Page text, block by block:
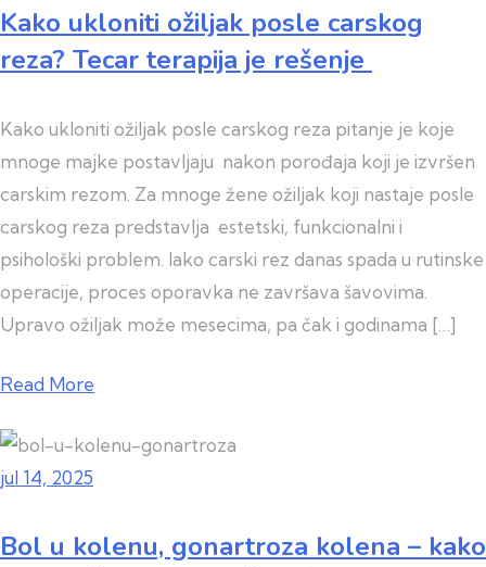
Kako ukloniti ožiljak posle carskog
reza? Tecar terapija je rešenje
Kako ukloniti ožiljak posle carskog reza pitanje je koje
mnoge majke postavljaju nakon porođaja koji je izvršen
carskim rezom. Za mnoge žene ožiljak koji nastaje posle
carskog reza predstavlja estetski, funkcionalni i
psihološki problem. Iako carski rez danas spada u rutinske
operacije, proces oporavka ne završava šavovima.
Upravo ožiljak može mesecima, pa čak i godinama […]
Read More
jul 14, 2025
Bol u kolenu, gonartroza kolena – kako